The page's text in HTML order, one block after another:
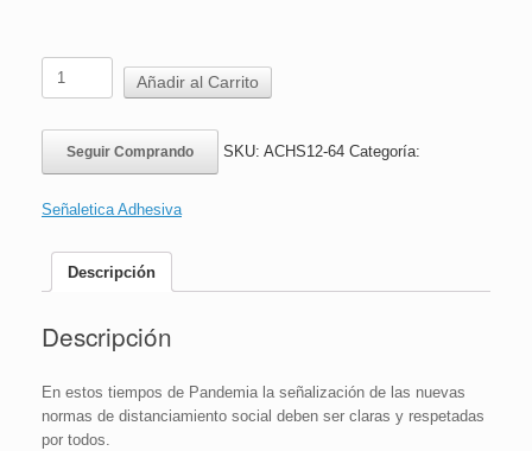
Adhesivo
ACHS
No
Compartir
|
18x36
cm
30x20
cm
Añadir al Carrito
Seguir Comprando SKU: ACHS12-64 Categoría:
Señaletica Adhesiva
Descripción
Descripción
En estos tiempos de Pandemia la señalización de las nuevas
normas de distanciamiento social deben ser claras y respetadas
por todos.